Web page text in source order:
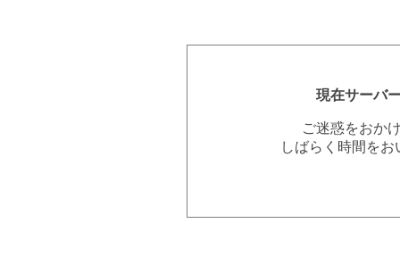
現在サーバ
ご迷惑をおか
しばらく時間を